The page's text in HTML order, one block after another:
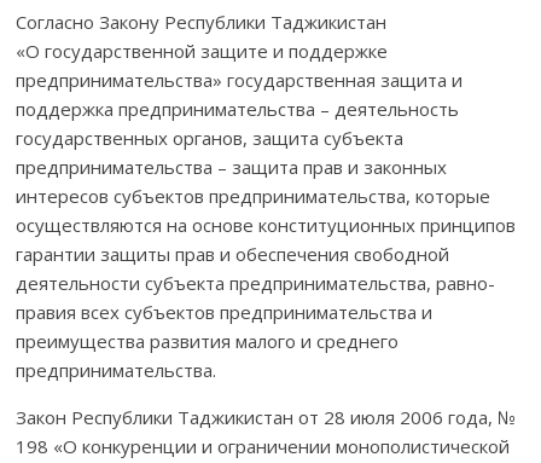
Согласно Закону Республики Таджикистан
«О государственной защите и поддержке
предпринимательства» государственная защита и
поддержка предпринимательства – деятельность
государственных орга­нов, защита субъекта
предпринимательства – защита прав и законных
интересов субъектов предпринимательства, которые
осуществляются на основе конституционных принципов
гарантии защиты прав и обеспече­ния свободной
деятельности субъекта предпринимательства, равно­
правия всех субъектов предпринимательства и
преимущества развития малого и среднего
предпринимательства.
Закон Республики Таджикистан от 28 июля 2006 года, №
198 «О конкуренции и ограничении монополистической